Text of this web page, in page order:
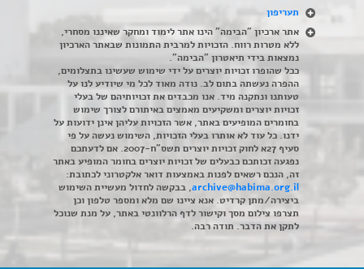
תעריפון
אתר ארכיון "הבימה" הינו אתר לימוד ומחקר שאיננו מסחרי,
ללא מטרות רווח. הזכויות למרבית התמונות שבאתר הארכיון
נמצאות בידי תיאטרון "הבימה".
ככל שהופרו זכויות יוצרים על ידי שימוש שעשינו בתצלומים,
ההפרה נעשתה בתום לב. נודה מאוד לכל מי שיודיע לנו על
טעותנו ונתקנה מיד. אנו מכבדים את זכויותיהם של בעלי
זכויות יוצרים ומשקיעים מאמצים באיתורם לצורך שימוש
בחומרים המופיעים באתר, אשר הזכויות עליהן אינן ידועות על
ידנו. כל עוד לא אותרו בעלי הזכויות, השימוש נעשה על פי
סעיף 27א לחוק זכויות יוצרים תשס"ח-2007. אם לדעתכם
נפגעה זכותכם כבעלים של זכויות יוצרים בחומר המופיע באתר
זה, הנכם רשאים לפנות באמצעות דואר אלקטרוני לכתובת:
archive@habima.org.il, בבקשה לחדול מעשיית השימוש
ביצירה/מתן קרדיט. אנא ציינו שם מלא ומספר טלפון וכן
תצרפו צילום מסך וקישור לדף הרלוונטי באתר, על מנת שנוכל
לתקן את הדבר. תודה רבה.